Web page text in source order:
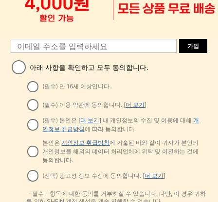
9
봄/여름 신상 레이스 패치워크 플로럴
트림 소프트 니트 가디건 경량 재킷 탑
여성용, 코티지코어 옐로우
높은 재방문 고객
거의 매진!
800+ 판매됨
Kodak
Kodak 코닥 MicroSD 메모리 카드 16
s 10 U3 V30 A1 고속 TF 플래시 카
드, 100MB/S 읽기 속도, 4K Ultra HD
100+ 판매됨
7,323
가입
아래 사항을 확인하고 모두 동의합니다.
(필수) 만 16세 이상입니다.
(필수) 이용 약관에 동의합니다. [더 보기]
(필수) 본인은 [더 보기] 내 개인정보의 수집 및 이용에 대해개
인정보 취급방침에 따라 동의합니다.
본인은 개인정보 취급방침에 기술된 바와 같이 귀사가 본인의
개인정보를 해외의 데이터 처리업체에 위탁 및 이전하는 것에
동의합니다.
(선택) 광고성 정보 수신에 동의합니다. [더 보기]
「필수」항목에 대한 동의를 거부하실 수 있습니다. 다만, 이 경우 귀하